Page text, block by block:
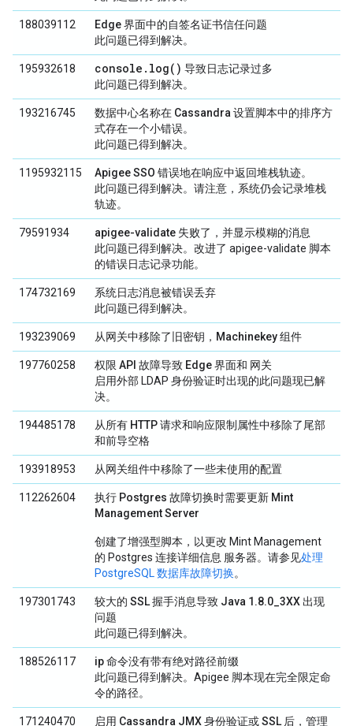
188039112
Edge 界面中的自签名证书信任问题
此问题已得到解决。
195932618 console.log() 导致日志记录过多
此问题已得到解决。
193216745
数据中心名称在 Cassandra 设置脚本中的排序方
式存在一个小错误。
此问题已得到解决。
1195932115
Apigee SSO 错误地在响应中返回堆栈轨迹。
此问题已得到解决。请注意，系统仍会记录堆栈
轨迹。
79591934
apigee-validate 失败了，并显示模糊的消息
此问题已得到解决。改进了 apigee-validate 脚本
的错误日志记录功能。
174732169
系统日志消息被错误丢弃
此问题已得到解决。
193239069 从网关中移除了旧密钥，Machinekey 组件
197760258
权限 API 故障导致 Edge 界面和 网关
启用外部 LDAP 身份验证时出现的此问题现已解
决。
194485178
从所有 HTTP 请求和响应限制属性中移除了尾部
和前导空格
193918953 从网关组件中移除了一些未使用的配置
112262604
执行 Postgres 故障切换时需要更新 Mint
Management Server
创建了增强型脚本，以更改 Mint Management
的 Postgres 连接详细信息 服务器。请参见处理
PostgreSQL 数据库故障切换。
197301743
较大的 SSL 握手消息导致 Java 1.8.0_3XX 出现
问题
此问题已得到解决。
188526117
ip 命令没有带有绝对路径前缀
此问题已得到解决。Apigee 脚本现在完全限定命
令的路径。
171240470
启用 Cassandra JMX 身份验证或 SSL 后，管理